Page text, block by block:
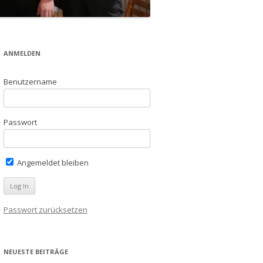
ANMELDEN
Benutzername
Passwort
Angemeldet bleiben
Passwort zurücksetzen
NEUESTE BEITRÄGE